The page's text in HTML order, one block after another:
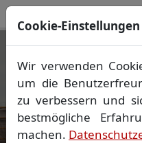
Ihr
Wir
Lageplan
Grenzfeststellung▪
Vorheriges Bild
Cookie-Einstellungen
Wir verwenden
um die
zu verbessern und
bestmögliche
machen.